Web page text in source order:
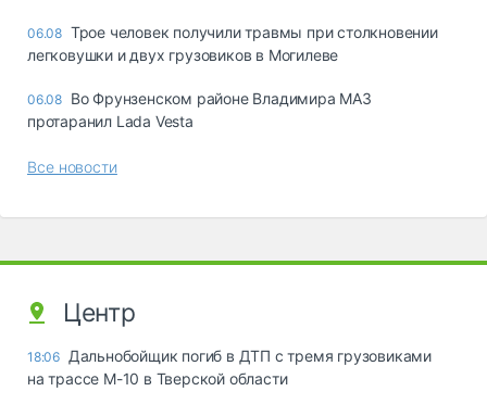
06.08 Трое человек получили травмы при столкновении
легковушки и двух грузовиков в Могилеве
06.08 Во Фрунзенском районе Владимира МАЗ
протаранил Lada Vesta
Все новости
Центр
18:06 Дальнобойщик погиб в ДТП с тремя грузовиками
на трассе М-10 в Тверской области